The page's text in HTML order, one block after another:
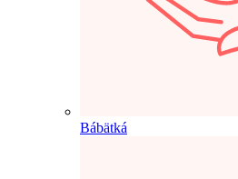
Bábätká